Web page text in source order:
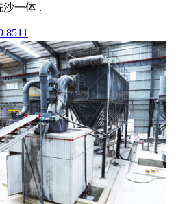
沙一体 .
8511